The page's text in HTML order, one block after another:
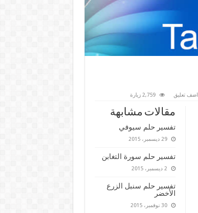
اضف تعليق 2,759 زيارة
مقالات مشابهة
تفسير حلم سيوفي
29 ديسمبر، 2015
تفسير حلم سورة التغابن
2 ديسمبر، 2015
تفسير حلم سنبل الزرع
الأخضر
30 نوفمبر، 2015